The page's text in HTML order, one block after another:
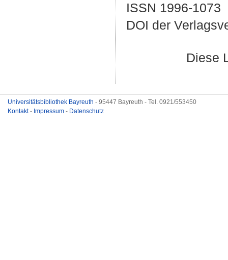
ISSN 1996-1073
DOI der
Diese
Universitätsbibliothek Bayreuth - 95447 Bayreuth - Tel. 0921/553450
Kontakt- Impressum - Datenschutz